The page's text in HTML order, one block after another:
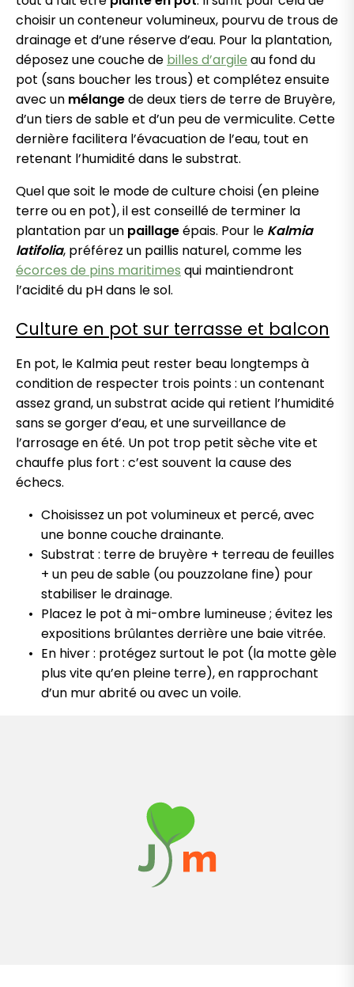
choisir un conteneur volumineux, pourvu de trous de
drainage et d’une réserve d’eau. Pour la plantation,
déposez une couche de billes d’argile au fond du
pot (sans boucher les trous) et complétez ensuite
avec un mélangede deux tiers de terre de Bruyère,
d’un tiers de sable et d’un peu de vermiculite. Cette
dernière facilitera l’évacuation de l’eau, tout en
retenant l’humidité dans le substrat.
Quel que soit le mode de culture choisi (en pleine
terre ou en pot), il est conseillé de terminer la
plantation par un paillageépais. Pour le Kalmia
latifolia, préférez un paillis naturel, comme les
écorces de pins maritimes qui maintiendront
l’acidité du pH dans le sol.
Culture en pot sur terrasse et balcon
En pot, le Kalmia peut rester beau longtemps à
condition de respecter trois points : un contenant
assez grand, un substrat acide qui retient l’humidité
sans se gorger d’eau, et une surveillance de
l’arrosage en été. Un pot trop petit sèche vite et
chauffe plus fort : c’est souvent la cause des
échecs.
Choisissez un pot volumineux et percé, avec
une bonne couche drainante.
Substrat : terre de bruyère + terreau de feuilles
+ un peu de sable (ou pouzzolane fine) pour
stabiliser le drainage.
Placez le pot à mi-ombre lumineuse ; évitez les
expositions brûlantes derrière une baie vitrée.
En hiver : protégez surtout le pot (la motte gèle
plus vite qu’en pleine terre), en rapprochant
d’un mur abrité ou avec un voile.